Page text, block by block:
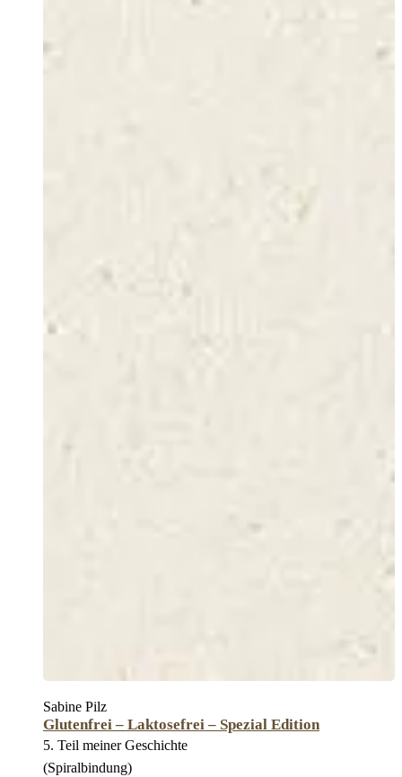
Sabine Pilz
Glutenfrei – Laktosefrei – Spezial Edition
5. Teil meiner Geschichte
(Spiralbindung)